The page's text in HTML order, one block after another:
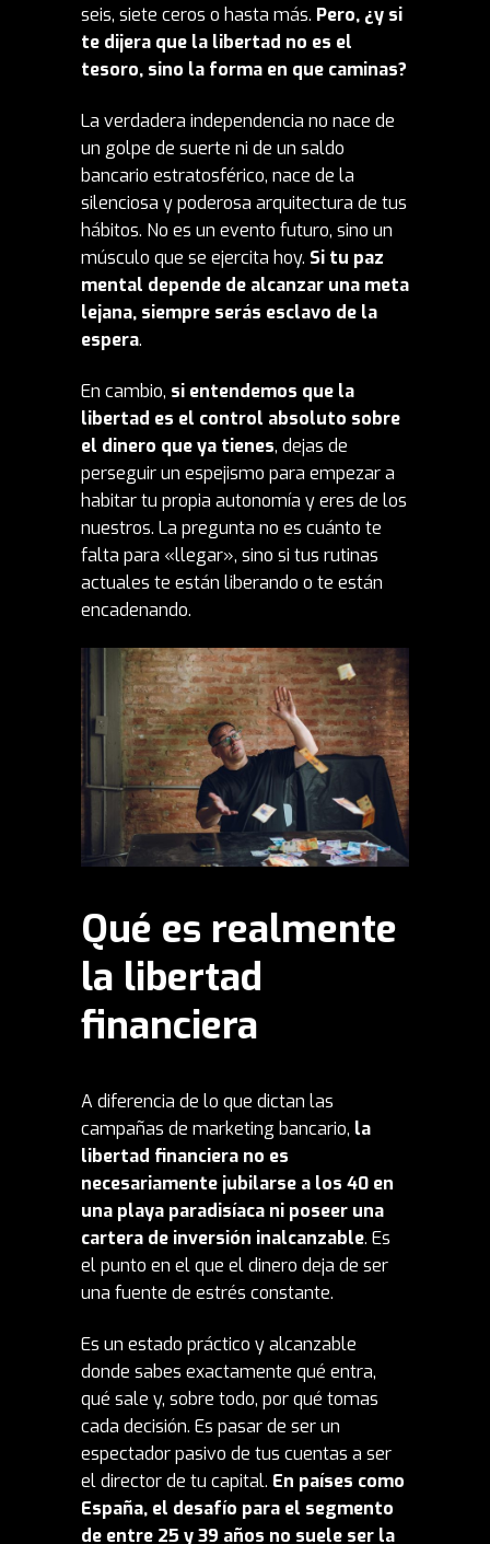
seis, siete ceros o hasta más. Pero, ¿y si
te dijera que la libertad no es el
tesoro, sino la forma en que caminas?
La verdadera independencia no nace de
un golpe de suerte ni de un saldo
bancario estratosférico, nace de la
silenciosa y poderosa arquitectura de tus
hábitos. No es un evento futuro, sino un
músculo que se ejercita hoy. Si tu paz
mental depende de alcanzar una meta
lejana, siempre serás esclavo de la
espera.
En cambio, si entendemos que la
libertad es el control absoluto sobre
el dinero que ya tienes, dejas de
perseguir un espejismo para empezar a
habitar tu propia autonomía y eres de los
nuestros. La pregunta no es cuánto te
falta para «llegar», sino si tus rutinas
actuales te están liberando o te están
encadenando.
Qué es realmente
la libertad
financiera
A diferencia de lo que dictan las
campañas de marketing bancario, la
libertad financiera no es
necesariamente jubilarse a los 40 en
una playa paradisíaca ni poseer una
cartera de inversión inalcanzable. Es
el punto en el que el dinero deja de ser
una fuente de estrés constante.
Es un estado práctico y alcanzable
donde sabes exactamente qué entra,
qué sale y, sobre todo, por qué tomas
cada decisión. Es pasar de ser un
espectador pasivo de tus cuentas a ser
el director de tu capital. En países como
España, el desafío para el segmento
de entre 25 y 39 años no suele ser la